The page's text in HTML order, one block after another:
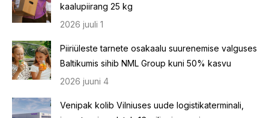
kaalupiirang 25 kg
2026 juuli 1
Piiriüleste tarnete osakaalu suurenemise valguses
Baltikumis sihib NML Group kuni 50% kasvu
2026 juuni 4
Venipak kolib Vilniuses uude logistikaterminali,